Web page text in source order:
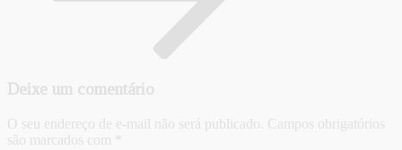
Deixe um comentário
O seu endereço de e-mail não será publicado. Campos obrigatórios
são marcados com